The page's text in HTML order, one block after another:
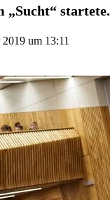
„Sucht“ startete.
2019 um 13:11